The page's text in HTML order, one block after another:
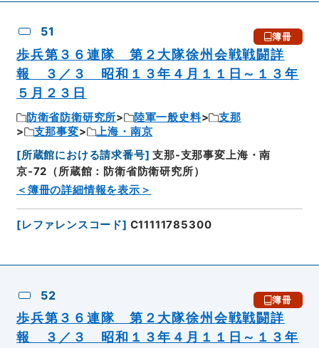
51 簿冊
歩兵第３６連隊 第２大隊徐州会戦戦闘詳
報 ３／３ 昭和１３年４月１１日～１３年
５月２３日
防衛省防衛研究所 陸軍一般史料
支那
支那事変
上海・南京
[所蔵館における請求番号] 支那-支那事変上海・南
京-72（所蔵館：防衛省防衛研究所）
＜簿冊の詳細情報を表示＞
[レファレンスコード] C11111785300
52 簿冊
歩兵第３６連隊 第２大隊徐州会戦戦闘詳
報 ３／３ 昭和１３年４月１１日～１３年